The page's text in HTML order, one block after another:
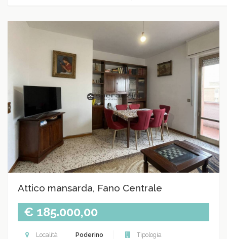
Attico mansarda, Fano Centrale
€ 185.000,00
Località Poderino
Tipologia